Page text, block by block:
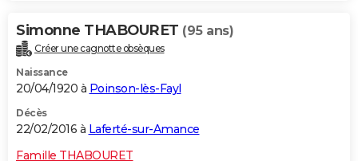
Simonne THABOURET (95 ans)
Créer une cagnotte obsèques
Naissance
20/04/1920 à Poinson-lès-Fayl
Décès
22/02/2016 à Laferté-sur-Amance
Famille THABOURET